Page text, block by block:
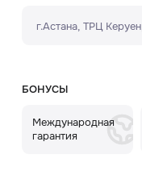
г.Астана, ТРЦ
БОНУСЫ
Международная
гарантия